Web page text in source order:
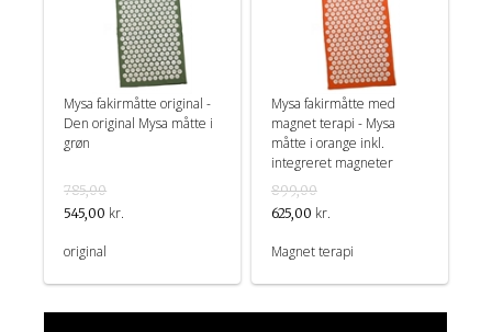
Mysa fakirmåtte original -
Den original Mysa måtte i
grøn
785,00
545,00 kr.
original
Mysa fakirmåtte med
magnet terapi - Mysa
måtte i orange inkl.
integreret magneter
899,00
625,00 kr.
Magnet terapi